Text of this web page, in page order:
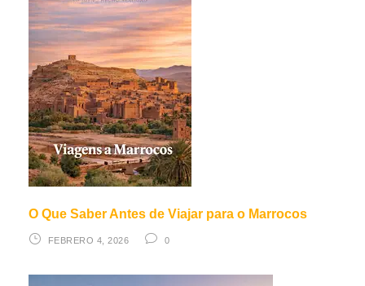
O Que Saber Antes de Viajar para o Marrocos
FEBRERO 4, 2026 0